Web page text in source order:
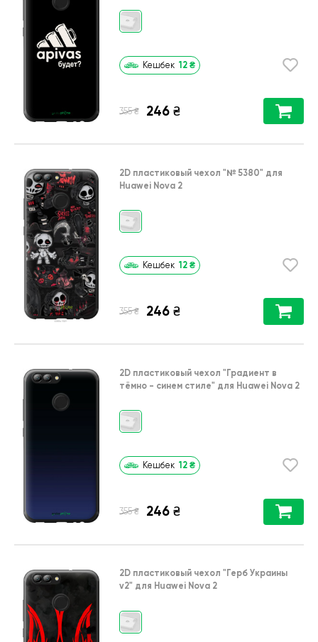
Кешбек 12 ₴
355 ₴ 246 ₴
2D пластиковый чехол "№ 5380" для
Huawei Nova 2
Кешбек 12 ₴
355 ₴ 246 ₴
2D пластиковый чехол "Градиент в
тёмно - синем стиле" для Huawei Nova 2
Кешбек 12 ₴
355 ₴ 246 ₴
2D пластиковый чехол "Герб Украины
v2" для Huawei Nova 2